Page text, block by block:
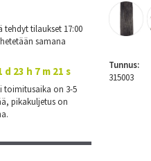
tehdyt tilaukset 17:00
samana
d 23 h 7 m 21 s
toimitusaika on 3-5
pikakuljetus on
Tunnus:
315003